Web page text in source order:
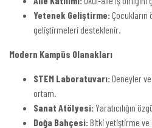
Yetenek Geliştirme:
geliştirmeleri desteklenir.
Modern Kampüs Olanakları
STEM Laboratuvarı: Deneyler
ortam.
Sanat Atölyesi: Yaratıcılığın
Doğa Bahçesi: Bitki yetiştirme ve